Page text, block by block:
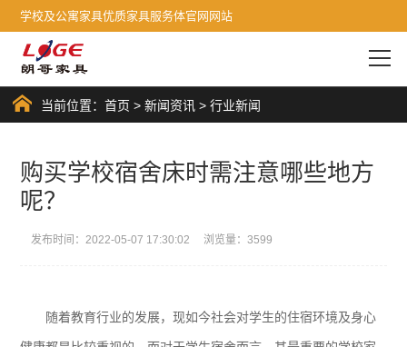
学校及公寓家具优质家具服务体官网网站
当前位置：首页 >新闻资讯 >行业新闻
购买学校宿舍床时需注意哪些地方
呢？
发布时间：2022-05-07 17:30:02 浏览量：3599
随着教育行业的发展，现如今社会对学生的住宿环境及身心